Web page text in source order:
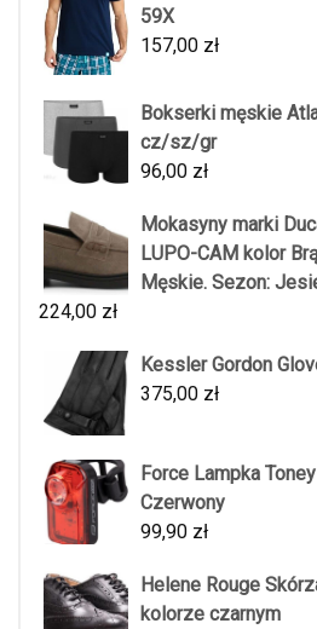
59X
157,00 zł
Bokserki męskie
cz/sz/gr
96,00 zł
Mokasyny marki
LUPO-CAM kolor
Męskie. Sezon:
224,00 zł
Kessler Gordon
375,00 zł
Force Lampka
Czerwony
99,90 zł
Helene Rouge
kolorze czarnym